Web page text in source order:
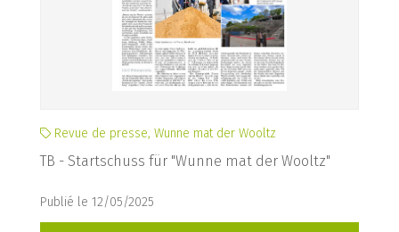
Revue de presse, Wunne mat der Wooltz
TB - Startschuss für "Wunne mat der Wooltz"
Publié le 12/05/2025